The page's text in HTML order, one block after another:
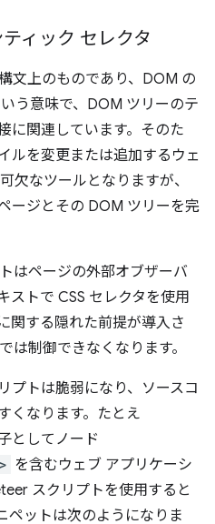
ィック セレクタ
文上のものであり、DOM の
う意味で、DOM ツリーのテ
に関連しています。そのた
ルを変更または追加するウェ
欠なツールとなりますが、
ージとその DOM ツリーを完
はページの外部オブザーバ
ストで CSS セレクタを使用
関する隠れた前提が導入さ
制御できなくなります。
プトは脆弱になり、ソースコ
くなります。たとえ
としてノード
を含むウェブ アプリケーシ
スクリプトを使用すると
ペットは次のようになりま